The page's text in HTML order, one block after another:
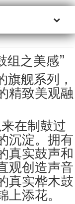
组之美感”
旗舰系列，
精致美观融
在制鼓过
沉淀。拥有
真实鼓声和
观创造声音
真实桦木鼓
添花。